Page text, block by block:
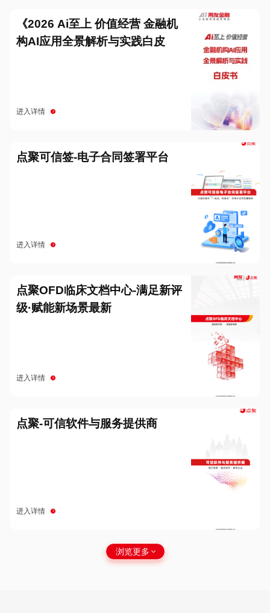
《2026 Ai至上 价值经营 金融机
构AI应用全景解析与实践白皮
进入详情
点聚可信签-电子合同签署平台
进入详情
点聚OFD临床文档中心-满足新评
级·赋能新场景最新
进入详情
点聚-可信软件与服务提供商
进入详情
浏览更多